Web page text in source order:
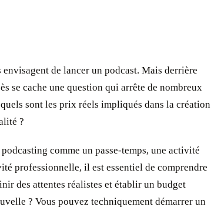
envisagent de lancer un podcast. Mais derrière
se cache une question qui arrête de nombreux
sont les prix réels impliqués dans la création
?
comme un passe-temps, une activité
professionnelle, il est essentiel de comprendre
des attentes réalistes et établir un budget
? Vous pouvez techniquement démarrer un